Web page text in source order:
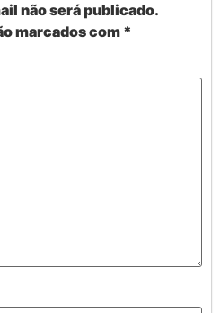
não será publicado.
marcados com *